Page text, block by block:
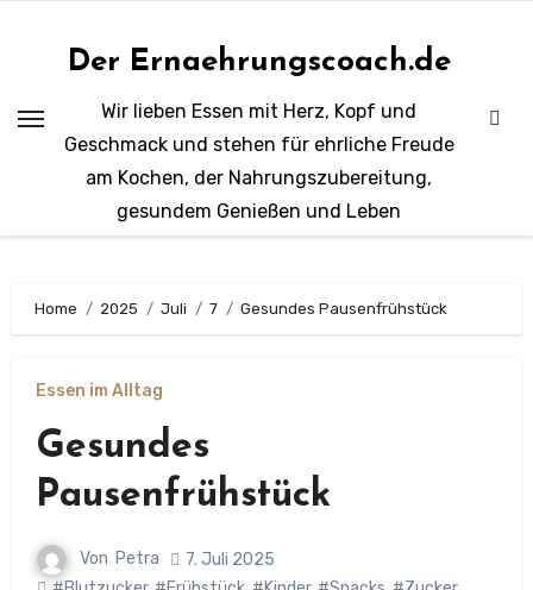
Der Ernaehrungscoach.de
Wir lieben Essen mit Herz, Kopf und
Geschmack und stehen für ehrliche Freude
am Kochen, der Nahrungszubereitung,
gesundem Genießen und Leben
Home 2025 Juli 7 Gesundes Pausenfrühstück
Essen im Alltag
Gesundes
Pausenfrühstück
Von Petra
7. Juli 2025